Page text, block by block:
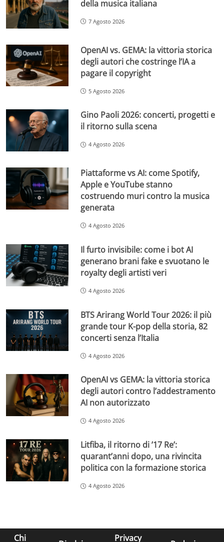
della musica italiana
7 Agosto 2026
OpenAI vs. GEMA: la vittoria storica
degli autori che costringe l’IA a
pagare il copyright
5 Agosto 2026
Gino Paoli 2026: concerti, progetti e
il ritorno sulla scena
4 Agosto 2026
Piattaforme vs AI: come Spotify,
Apple e YouTube stanno
costruendo muri contro la musica
generata
4 Agosto 2026
Il furto invisibile: come i bot AI
generano brani fake e svuotano le
royalty degli artisti veri
4 Agosto 2026
BTS Arirang World Tour 2026: il più
grande tour K-pop della storia, 82
concerti senza l’Italia
4 Agosto 2026
OpenAI vs GEMA: la vittoria storica
degli autori contro l’addestramento
AI non autorizzato
4 Agosto 2026
Litfiba, il ritorno di ’17 Re’:
quarant’anni dopo, una rivincita
politica con la formazione storica
4 Agosto 2026
Chi Privacy